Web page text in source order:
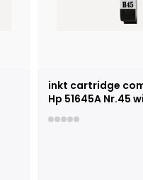
inkt cartridge
Hp 51645A Nr.45